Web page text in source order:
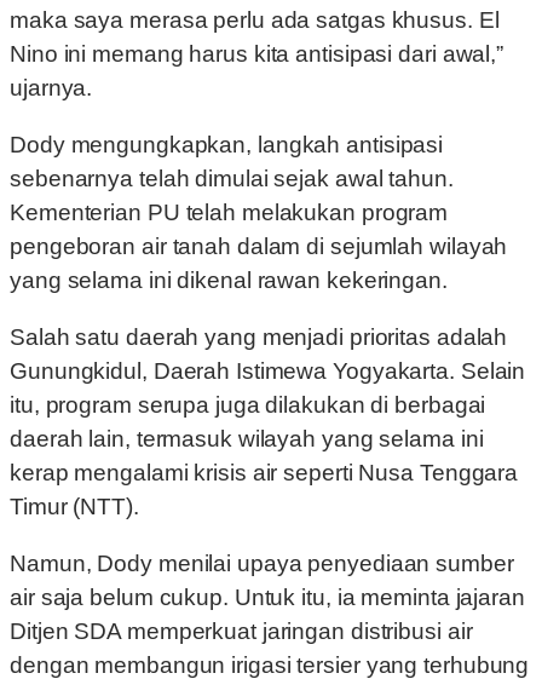
maka saya merasa perlu ada satgas khusus. El
Nino ini memang harus kita antisipasi dari awal,”
ujarnya.
Dody mengungkapkan, langkah antisipasi
sebenarnya telah dimulai sejak awal tahun.
Kementerian PU telah melakukan program
pengeboran air tanah dalam di sejumlah wilayah
yang selama ini dikenal rawan kekeringan.
Salah satu daerah yang menjadi prioritas adalah
Gunungkidul, Daerah Istimewa Yogyakarta. Selain
itu, program serupa juga dilakukan di berbagai
daerah lain, termasuk wilayah yang selama ini
kerap mengalami krisis air seperti Nusa Tenggara
Timur (NTT).
Namun, Dody menilai upaya penyediaan sumber
air saja belum cukup. Untuk itu, ia meminta jajaran
Ditjen SDA memperkuat jaringan distribusi air
dengan membangun irigasi tersier yang terhubung